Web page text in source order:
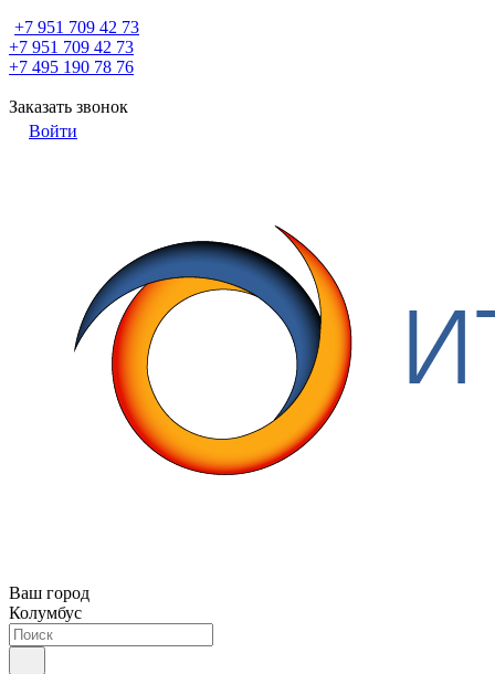
+7 951 709 42 73
+7 951 709 42 73
+7 495 190 78 76
Заказать звонок
Войти
Ваш город
Колумбус